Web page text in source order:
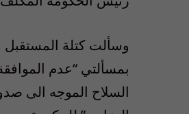
وسألت كتلة المستقبل
بمسألتي “عدم
السلاح الموجه الى